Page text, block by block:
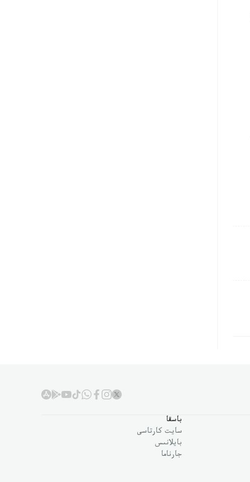
باسقا
سايت كارتاسى
بايلانىس
جارناما